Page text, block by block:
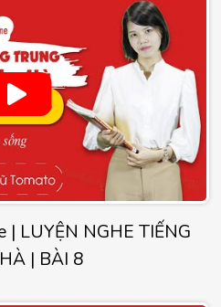
| LUYỆN NGHE TIẾNG
| BÀI 8